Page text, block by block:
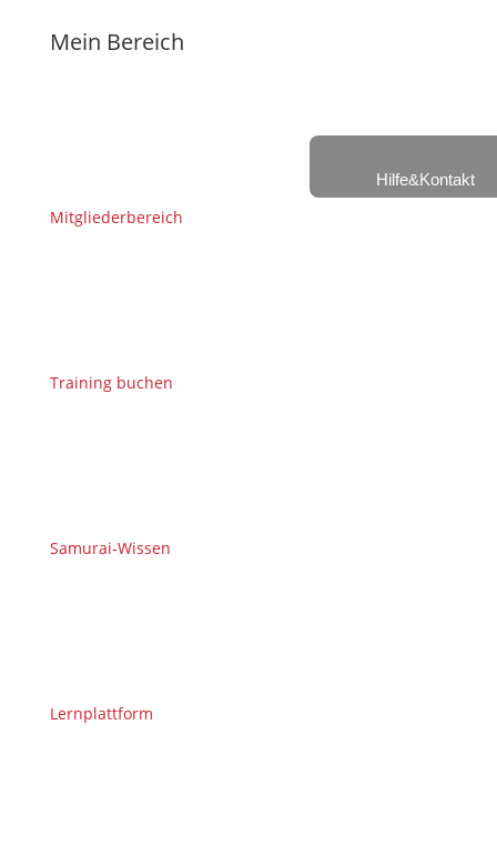
Mein Bereich
Mitgliederbereich
Training buchen
Samurai-Wissen
Lernplattform
Hilfe&Kontakt